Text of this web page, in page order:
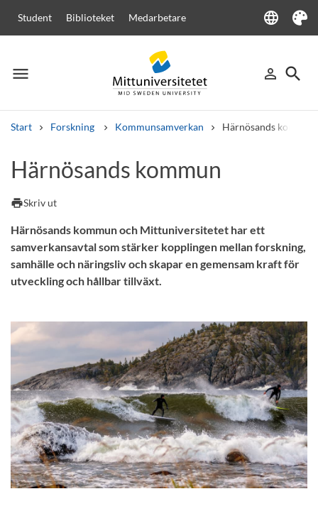
Student Biblioteket Medarbetare language
Language
Tema
menu
Meny person_outline
Logga in
search
Sök
Start Forskning Kommunsamverkan Härnösands kommun
Andra söktjänster
Kurser och program
Härnösands kommun
printSkriv ut
Härnösands kommun och Mittuniversitetet har ett
samverkansavtal som stärker kopplingen mellan forskning,
samhälle och näringsliv och skapar en gemensam kraft för
utveckling och hållbar tillväxt.